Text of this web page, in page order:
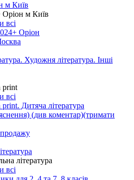
м Київ
Оріон м Київ
всі
Оріон
Художня література. Інші
print
всі
Дитяча література
(див коментар)(тримати
література
всі